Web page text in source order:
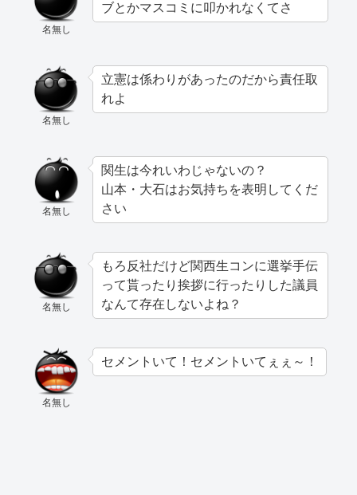
名無し
ブとかマスコミに叩かれなくてさ
名無し
立憲は係わりがあったのだから責任取
れよ
名無し
関生は今れいわじゃないの？
山本・大石はお気持ちを表明してくだ
さい
名無し
もろ反社だけど関西生コンに選挙手伝
って貰ったり挨拶に行ったりした議員
なんて存在しないよね？
名無し
セメントいて！セメントいてぇぇ～！